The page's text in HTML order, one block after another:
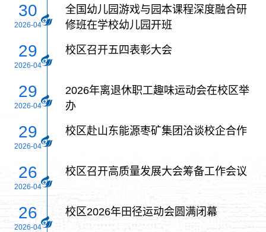
30
2026-04
全国幼儿园游戏与园本课程深度融合研
修班在学校幼儿园开班
29
2026-04
校区召开五四表彰大会
29
2026-04
2026年离退休职工趣味运动会在校区举
办
29
2026-04
校区赴山东能源枣矿集团洽谈校企合作
26
2026-04
校区召开高质量发展大会筹备工作会议
26
2026-04
校区2026年田径运动会圆满闭幕